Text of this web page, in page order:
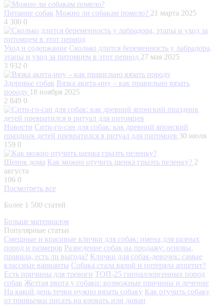
Питание собак Можно ли собакам помело? 21 марта 2025
4 300 0
Уход и содержание Сколько длится беременность у лабрадора,
этапы и уход за питомцем в этот период 27 мая 2025
3 932 0
Здоровье собак Вязка акита-ину – как правильно вязать
породу 18 ноября 2025
2 849 0
Новости Сити-го-сан для собак: как древний японский
праздник детей превратился в ритуал для питомцев 30 июля
159 0
Щенок дома Как можно отучить щенка грызть пеленку? 2
августа
106 0
Посмотреть все
Более 1 500 статей
Больше материалов
Популярные статьи
Смешные и красивые клички для собак: имена для разных
пород и размеров Разведение собак на продажу: основы,
правила, есть ли выгода? Клички для собак-девочек: самые
классные варианты Собака стала вялой и потеряла аппетит?
Есть причины для тревоги ТОП-25 гипоаллергенных пород
собак Желтая рвота у собаки: возможные причины и лечение
На какой день течки нужно вязать собаку Как отучить собаку
от привычки писать на кровать или диван